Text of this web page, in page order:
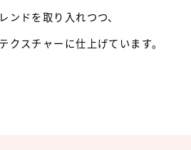
ンドを取り入れつつ、
クスチャーに仕上げています。